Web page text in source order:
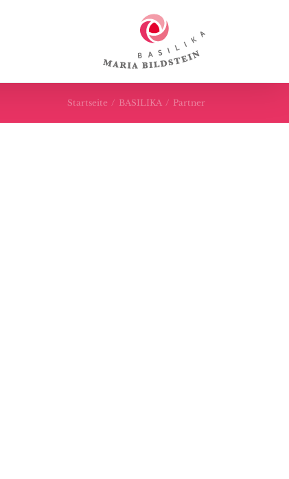
Startseite / BASILIKA / Partner